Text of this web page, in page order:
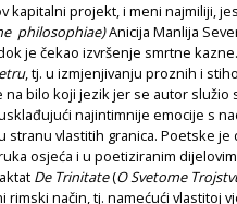
kapitalni projekt, i meni najmiliji,
philosophiae)Anicija Manlija
je čekao izvršenje smrtne
, tj. u izmjenjivanju proznih i
bilo koji jezik jer se autor služio
najintimnije emocije s
stranu vlastitih granica. Poetske
osjeća i u poetiziranim
De Trinitate(O Svetome
rimski način, tj. namećući vlastitoj